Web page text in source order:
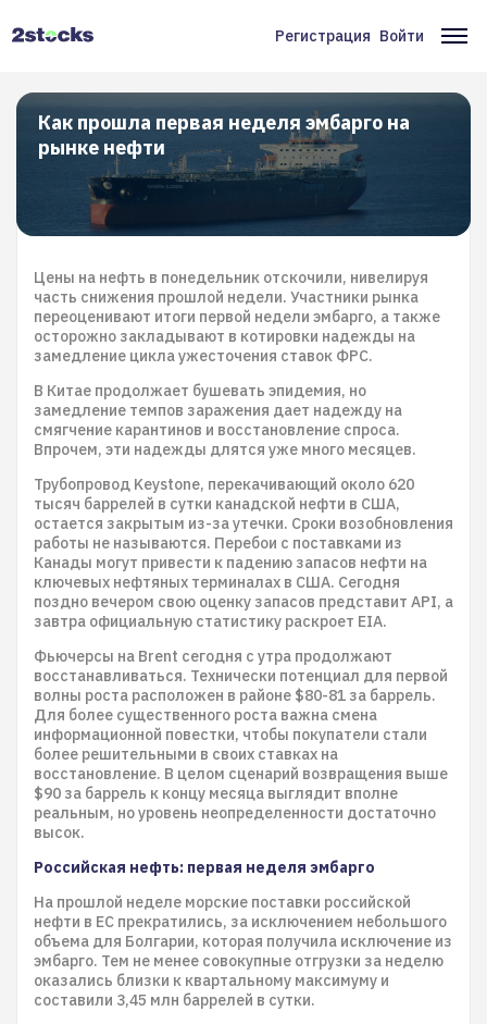
Меню
учётной
записи
пользователя
Регистрация Войти
Как прошла первая неделя эмбарго на
рынке нефти
Цены на нефть в понедельник отскочили, нивелируя
часть снижения прошлой недели. Участники рынка
переоценивают итоги первой недели эмбарго, а также
осторожно закладывают в котировки надежды на
замедление цикла ужесточения ставок ФРС.
В Китае продолжает бушевать эпидемия, но
замедление темпов заражения дает надежду на
смягчение карантинов и восстановление спроса.
Впрочем, эти надежды длятся уже много месяцев.
Трубопровод Keystone, перекачивающий около 620
тысяч баррелей в сутки канадской нефти в США,
остается закрытым из-за утечки. Сроки возобновления
работы не называются. Перебои с поставками из
Канады могут привести к падению запасов нефти на
ключевых нефтяных терминалах в США. Сегодня
поздно вечером свою оценку запасов представит API, а
завтра официальную статистику раскроет EIA.
Фьючерсы на Brent сегодня с утра продолжают
восстанавливаться. Технически потенциал для первой
волны роста расположен в районе $80-81 за баррель.
Для более существенного роста важна смена
информационной повестки, чтобы покупатели стали
более решительными в своих ставках на
восстановление. В целом сценарий возвращения выше
$90 за баррель к концу месяца выглядит вполне
реальным, но уровень неопределенности достаточно
высок.
Российская нефть: первая неделя эмбарго
На прошлой неделе морские поставки российской
нефти в ЕС прекратились, за исключением небольшого
объема для Болгарии, которая получила исключение из
эмбарго. Тем не менее совокупные отгрузки за неделю
оказались близки к квартальному максимуму и
составили 3,45 млн баррелей в сутки.